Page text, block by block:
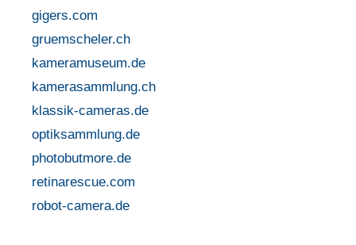
gigers.com
gruemscheler.ch
kameramuseum.de
kamerasammlung.ch
klassik-cameras.de
optiksammlung.de
photobutmore.de
retinarescue.com
robot-camera.de